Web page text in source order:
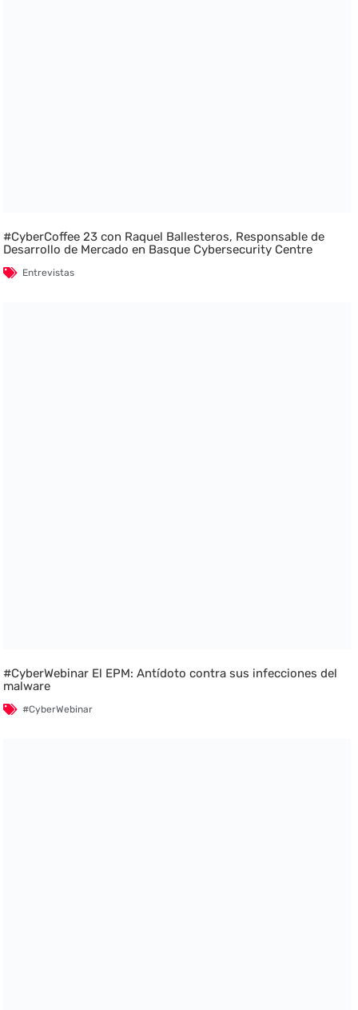
#CyberCoffee 23 con Raquel Ballesteros, Responsable de
Desarrollo de Mercado en Basque Cybersecurity Centre
Entrevistas
#CyberWebinar El EPM: Antídoto contra sus infecciones del
malware
#CyberWebinar